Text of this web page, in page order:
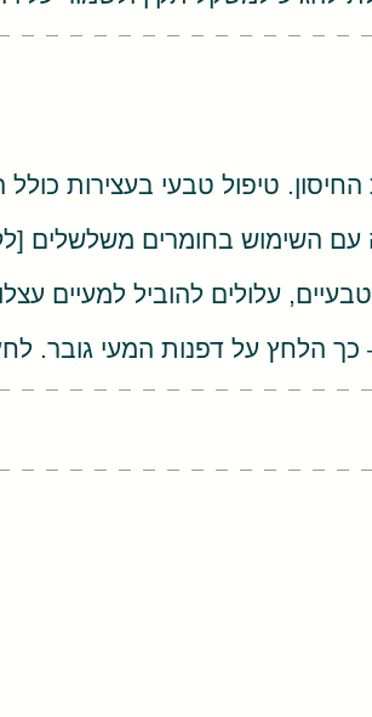
טיפול טבעי בעצירות כולל
עם השימוש בחומרים
עלולים להוביל למעיים
הלחץ על דפנות המעי גובר.